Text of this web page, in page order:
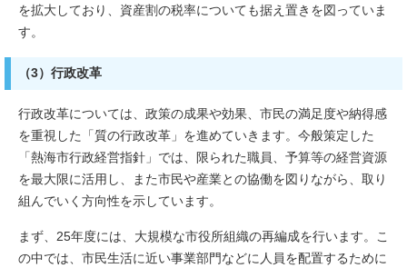
を拡大しており、資産割の税率についても据え置きを図っていま
す。
（3）行政改革
行政改革については、政策の成果や効果、市民の満足度や納得感
を重視した「質の行政改革」を進めていきます。今般策定した
「熱海市行政経営指針」では、限られた職員、予算等の経営資源
を最大限に活用し、また市民や産業との協働を図りながら、取り
組んでいく方向性を示しています。
まず、25年度には、大規模な市役所組織の再編成を行います。こ
の中では、市民生活に近い事業部門などに人員を配置するために